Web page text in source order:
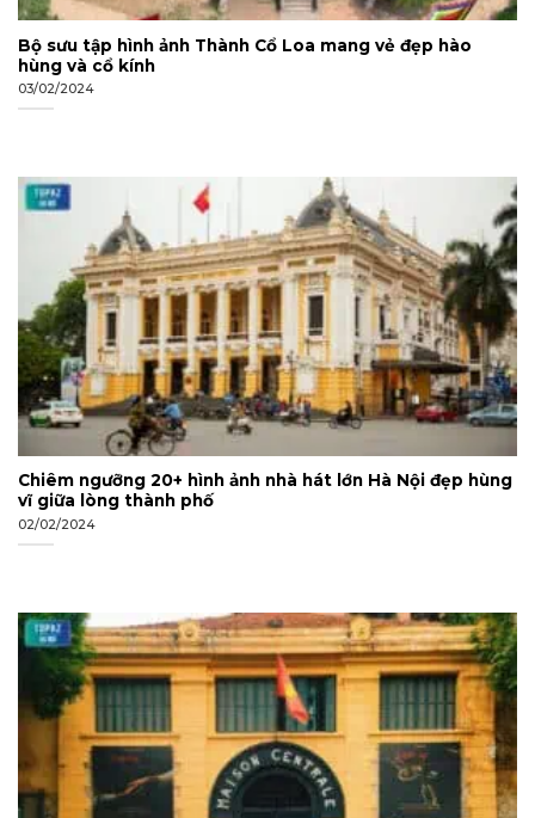
Bộ sưu tập hình ảnh Thành Cổ Loa mang vẻ đẹp hào
hùng và cổ kính
03/02/2024
Chiêm ngưỡng 20+ hình ảnh nhà hát lớn Hà Nội đẹp hùng
vĩ giữa lòng thành phố
02/02/2024